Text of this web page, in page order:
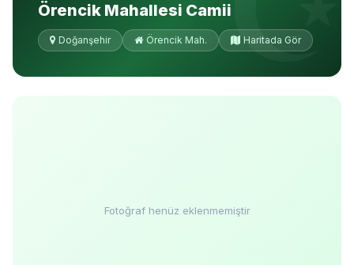
Örencik Mahallesi Camii
Doğanşehir Örencik Mah. Haritada Gör
Fotoğraf henüz eklenmemiştir